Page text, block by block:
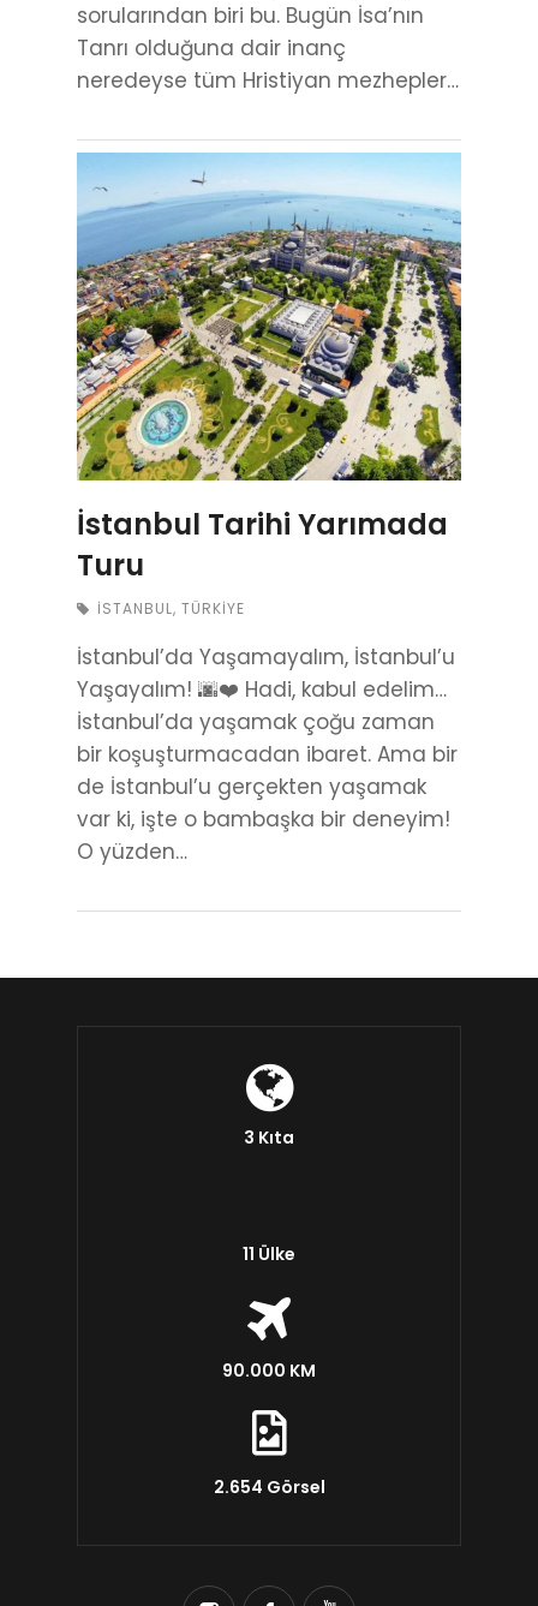
sorularından biri bu. Bugün İsa’nın
Tanrı olduğuna dair inanç
neredeyse tüm Hristiyan mezhepler…
İstanbul Tarihi Yarımada
Turu
İSTANBUL, TÜRKIYE
İstanbul’da Yaşamayalım, İstanbul’u
Yaşayalım! 🌆❤️ Hadi, kabul edelim…
İstanbul’da yaşamak çoğu zaman
bir koşuşturmacadan ibaret. Ama bir
de İstanbul’u gerçekten yaşamak
var ki, işte o bambaşka bir deneyim!
O yüzden…
3 Kıta
11 Ülke
90.000 KM
2.654 Görsel